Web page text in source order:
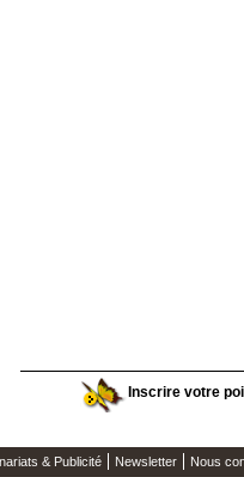
Inscrire votre
& Publicité Newsletter Nous